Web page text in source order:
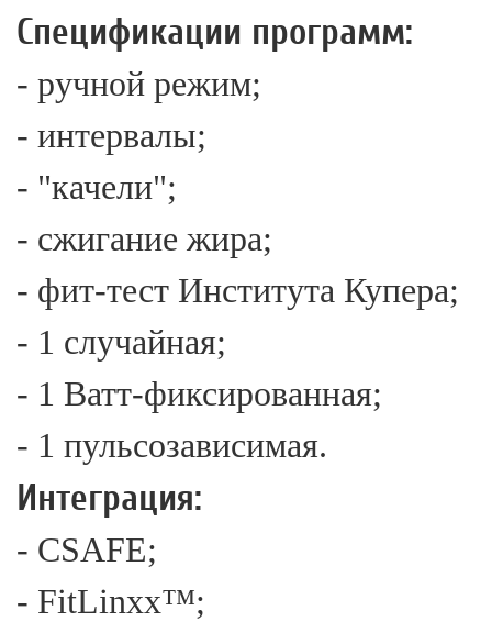
Спецификации программ:
- ручной режим;
- интервалы;
- "качели";
- сжигание жира;
- фит-тест Института Купера;
- 1 случайная;
- 1 Ватт-фиксированная;
- 1 пульсозависимая.
Интеграция:
- CSAFE;
- FitLinxx™;